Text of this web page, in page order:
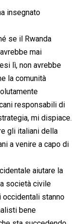
insegnato
se il Rwanda
mai
lì, non avrebbe
la comunità
responsabili di
mi dispiace.
gli italiani della
a venire a capo di
aiutare la
società civile
stanno
bene